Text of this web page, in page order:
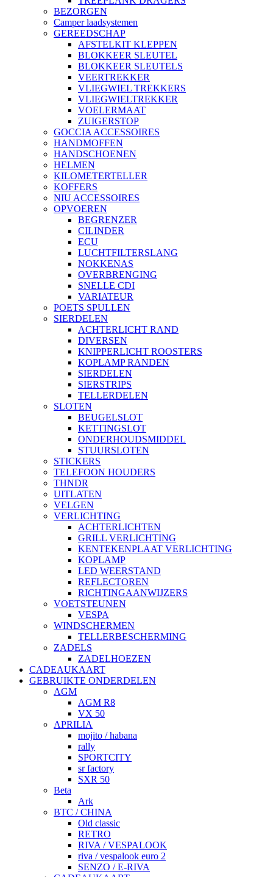
BEZORGEN
Camper laadsystemen
GEREEDSCHAP
AFSTELKIT KLEPPEN
BLOKKEER SLEUTEL
BLOKKEER SLEUTELS
VEERTREKKER
VLIEGWIEL TREKKERS
VLIEGWIELTREKKER
VOELERMAAT
ZUIGERSTOP
GOCCIA ACCESSOIRES
HANDMOFFEN
HANDSCHOENEN
HELMEN
KILOMETERTELLER
KOFFERS
NIU ACCESSOIRES
OPVOEREN
BEGRENZER
CILINDER
ECU
LUCHTFILTERSLANG
NOKKENAS
OVERBRENGING
SNELLE CDI
VARIATEUR
POETS SPULLEN
SIERDELEN
ACHTERLICHT RAND
DIVERSEN
KNIPPERLICHT ROOSTERS
KOPLAMP RANDEN
SIERDELEN
SIERSTRIPS
TELLERDELEN
SLOTEN
BEUGELSLOT
KETTINGSLOT
ONDERHOUDSMIDDEL
STUURSLOTEN
STICKERS
TELEFOON HOUDERS
THNDR
UITLATEN
VELGEN
VERLICHTING
ACHTERLICHTEN
GRILL VERLICHTING
KENTEKENPLAAT VERLICHTING
KOPLAMP
LED WEERSTAND
REFLECTOREN
RICHTINGAANWIJZERS
VOETSTEUNEN
VESPA
WINDSCHERMEN
TELLERBESCHERMING
ZADELS
ZADELHOEZEN
CADEAUKAART
GEBRUIKTE ONDERDELEN
AGM
AGM R8
VX 50
APRILIA
mojito / habana
rally
SPORTCITY
sr factory
SXR 50
Beta
Ark
BTC / CHINA
Old classic
RETRO
RIVA / VESPALOOK
riva / vespalook euro 2
SENZO / E-RIVA